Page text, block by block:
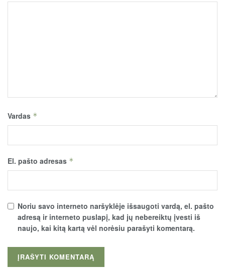
Vardas *
El. pašto adresas *
Noriu savo interneto naršyklėje išsaugoti vardą, el. pašto
adresą ir interneto puslapį, kad jų nebereiktų įvesti iš
naujo, kai kitą kartą vėl norėsiu parašyti komentarą.